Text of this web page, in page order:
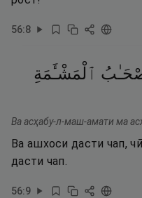
56:8
ٱلْمَشْـَٔمَةِ
Ва асҳабу-л-маш-амати ма
Ва ашхоси дасти чап,
дасти чап.
56:9